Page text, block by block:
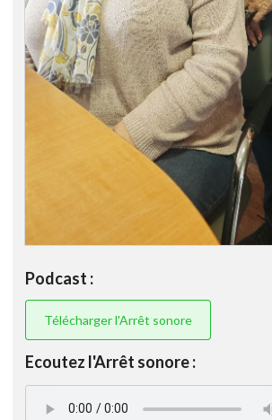
Podcast :
Télécharger l'Arrêt sonore
Ecoutez l'Arrêt sonore :